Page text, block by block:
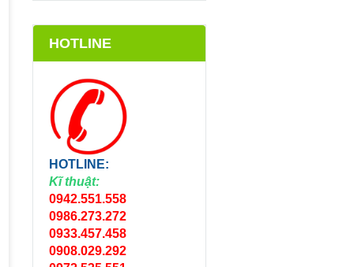
HOTLINE
HOTLINE:
Kĩ thuật:
0942.551.558
0986.273.272
0933.457.458
0908.029.292